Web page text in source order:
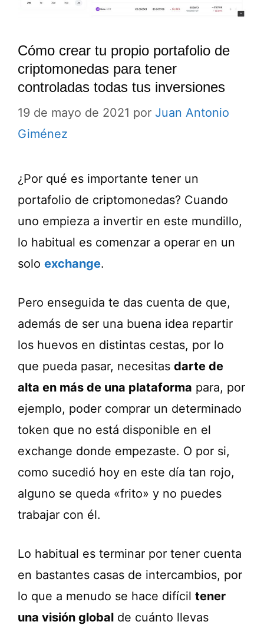
Cómo crear tu propio portafolio de
criptomonedas para tener
controladas todas tus inversiones
19 de mayo de 2021 por Juan Antonio
Giménez
¿Por qué es importante tener un
portafolio de criptomonedas? Cuando
uno empieza a invertir en este mundillo,
lo habitual es comenzar a operar en un
solo exchange.
Pero enseguida te das cuenta de que,
además de ser una buena idea repartir
los huevos en distintas cestas, por lo
que pueda pasar, necesitas darte de
alta en más de una plataforma para, por
ejemplo, poder comprar un determinado
token que no está disponible en el
exchange donde empezaste. O por si,
como sucedió hoy en este día tan rojo,
alguno se queda «frito» y no puedes
trabajar con él.
Lo habitual es terminar por tener cuenta
en bastantes casas de intercambios, por
lo que a menudo se hace difícil tener
una visión global de cuánto llevas